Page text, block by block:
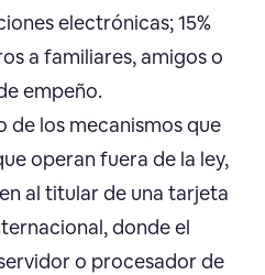
electrónicas; 15%
a familiares, amigos o
empeño.
de los mecanismos que
operan fuera de la ley,
al titular de una tarjeta
donde el
o procesador de